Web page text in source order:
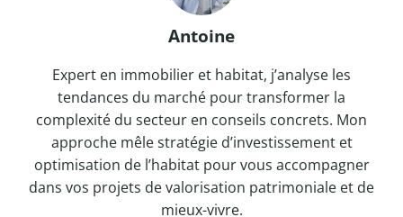
Antoine
Expert en immobilier et habitat, j’analyse les
tendances du marché pour transformer la
complexité du secteur en conseils concrets. Mon
approche mêle stratégie d’investissement et
optimisation de l’habitat pour vous accompagner
dans vos projets de valorisation patrimoniale et de
mieux-vivre.